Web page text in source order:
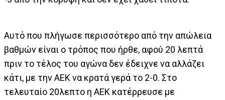
Αυτό που πλήγωσε περισσότερο από την απώλεια
βαθμών είναι ο τρόπος που ήρθε, αφού 20 λεπτά
πριν το τέλος του αγώνα δεν έδειχνε να αλλάζει
κάτι, με την ΑΕΚ να κρατά γερά το 2-0. Στο
τελευταίο 20λεπτο η ΑΕΚ κατέρρευσε με